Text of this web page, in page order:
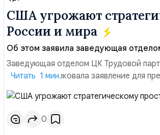
США угрожают
России и мира
Об этом заявила заведующая
Заведующая отделом ЦК Трудовой
лидера опубликовала заявление для
совместных с флотом США запусков
обманчивую видимость
о собственном ядерном вооружении
Читать 1 мин.
0